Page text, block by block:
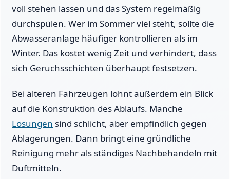
voll stehen lassen und das System regelmäßig
durchspülen. Wer im Sommer viel steht, sollte die
Abwasseranlage häufiger kontrollieren als im
Winter. Das kostet wenig Zeit und verhindert, dass
sich Geruchsschichten überhaupt festsetzen.
Bei älteren Fahrzeugen lohnt außerdem ein Blick
auf die Konstruktion des Ablaufs. Manche
Lösungen sind schlicht, aber empfindlich gegen
Ablagerungen. Dann bringt eine gründliche
Reinigung mehr als ständiges Nachbehandeln mit
Duftmitteln.